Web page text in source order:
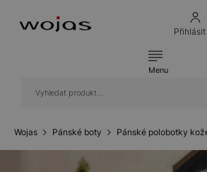
Menu
Wojas Pánské boty Pánské polobotky